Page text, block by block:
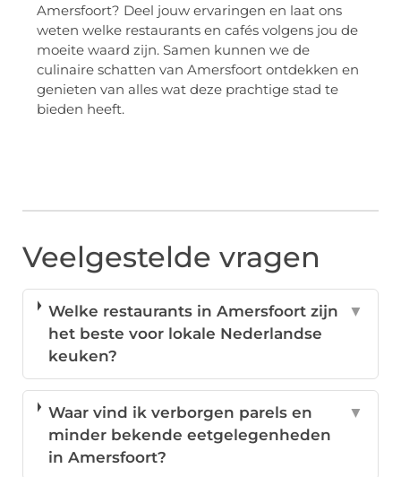
Amersfoort? Deel jouw ervaringen en laat ons
weten welke restaurants en cafés volgens jou de
moeite waard zijn. Samen kunnen we de
culinaire schatten van Amersfoort ontdekken en
genieten van alles wat deze prachtige stad te
bieden heeft.
Veelgestelde vragen
Welke restaurants in Amersfoort zijn
het beste voor lokale Nederlandse
keuken?
▼
Waar vind ik verborgen parels en
minder bekende eetgelegenheden
in Amersfoort?
▼